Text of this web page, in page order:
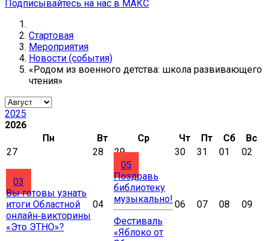
Подписывайтесь на нас в МАКС
Стартовая
Мероприятия
Новости (события)
«Родом из военного детства: школа развивающего
чтения»
2025
2026
Пн
Вт Ср Чт Пт Сб
Вс
27
28 29 30 31 01 02
03
Вы готовы узнать
итоги Областной
онлайн‑викторины
«Это ЭТНО»?
04
05
Поздравь
библиотеку
музыкально!
Фестиваль
«Яблоко от
06 07 08 09